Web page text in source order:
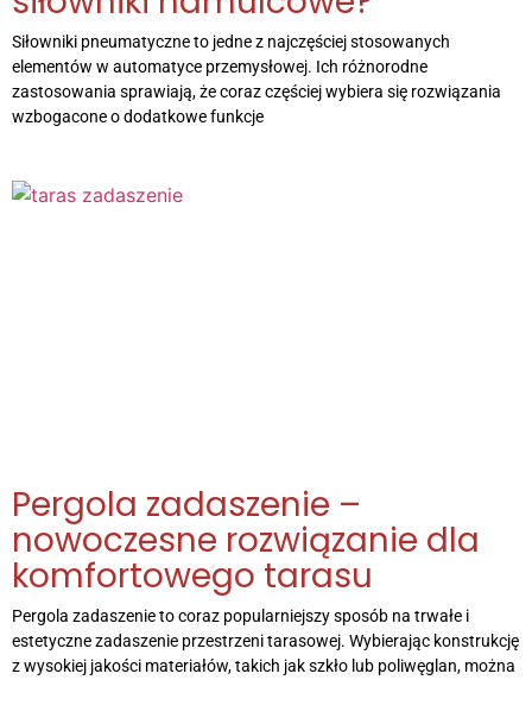
Siłowniki pneumatyczne to jedne z najczęściej stosowanych
elementów w automatyce przemysłowej. Ich różnorodne
zastosowania sprawiają, że coraz częściej wybiera się rozwiązania
wzbogacone o dodatkowe funkcje
Pergola zadaszenie –
nowoczesne rozwiązanie dla
komfortowego tarasu
Pergola zadaszenie to coraz popularniejszy sposób na trwałe i
estetyczne zadaszenie przestrzeni tarasowej. Wybierając konstrukcję
z wysokiej jakości materiałów, takich jak szkło lub poliwęglan, można